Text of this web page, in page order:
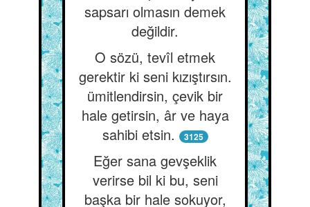
sapsarı olmasın demek
değildir.
O sözü, tevîl etmek
gerektir ki seni kızıştırsın.
ümitlendirsin, çevik bir
hale getirsin, âr ve haya
sahibi etsin.
3125
Eğer sana gevşeklik
verirse bil ki bu, seni
başka bir hale sokuyor,